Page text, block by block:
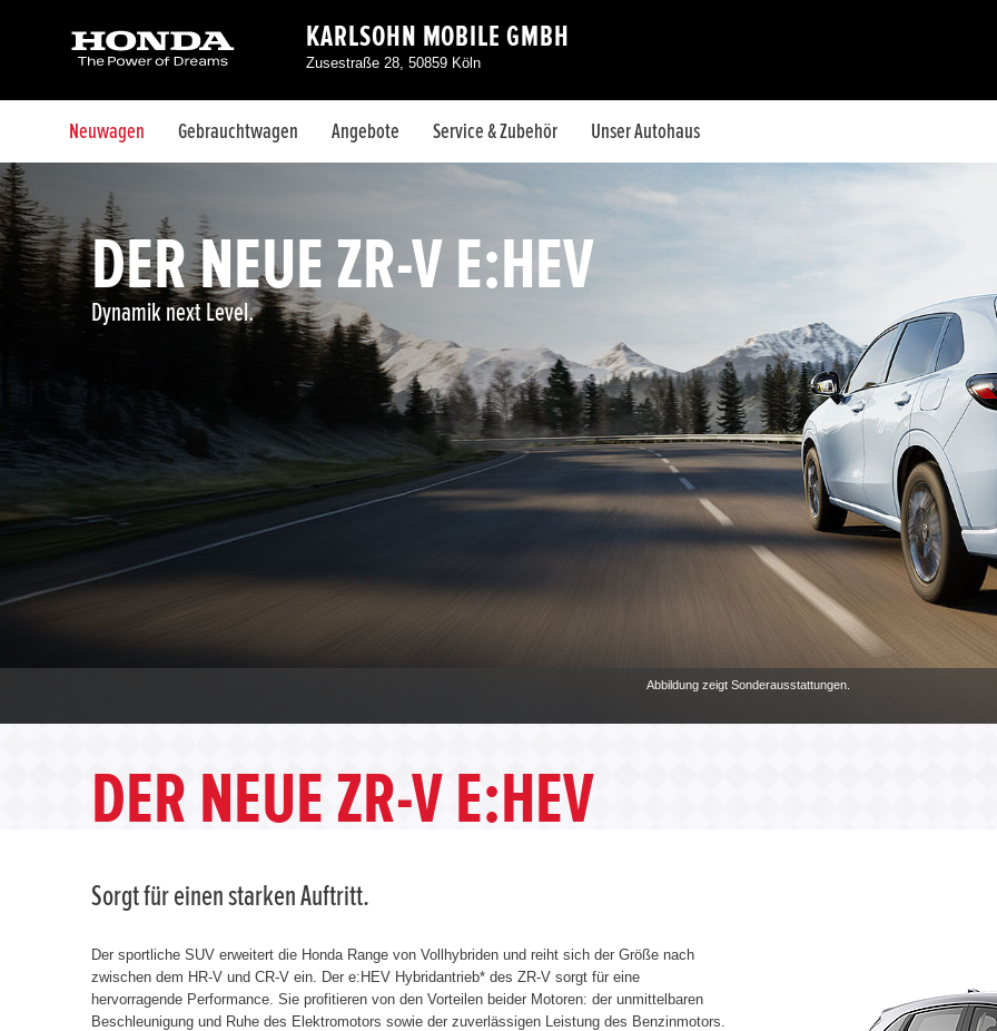
KARLSOHN MOBILE GMBH
Zusestraße 28, 50859 Köln
Neuwagen Gebrauchtwagen Angebote Service & Zubehör Unser Autohaus
Abbildung zeigt Sonderausstattungen.
DER NEUE ZR-V E:HEV
Dynamik next Level.
DER NEUE ZR-V E:HEV
Sorgt für einen starken Auftritt.
Der sportliche SUV erweitert die Honda Range von Vollhybriden und reiht sich der Größe nach
zwischen dem HR-V und CR-V ein. Der e:HEV Hybridantrieb* des ZR-V sorgt für eine
hervorragende Performance. Sie profitieren von den Vorteilen beider Motoren: der unmittelbaren
Beschleunigung und Ruhe des Elektromotors sowie der zuverlässigen Leistung des Benzinmotors.